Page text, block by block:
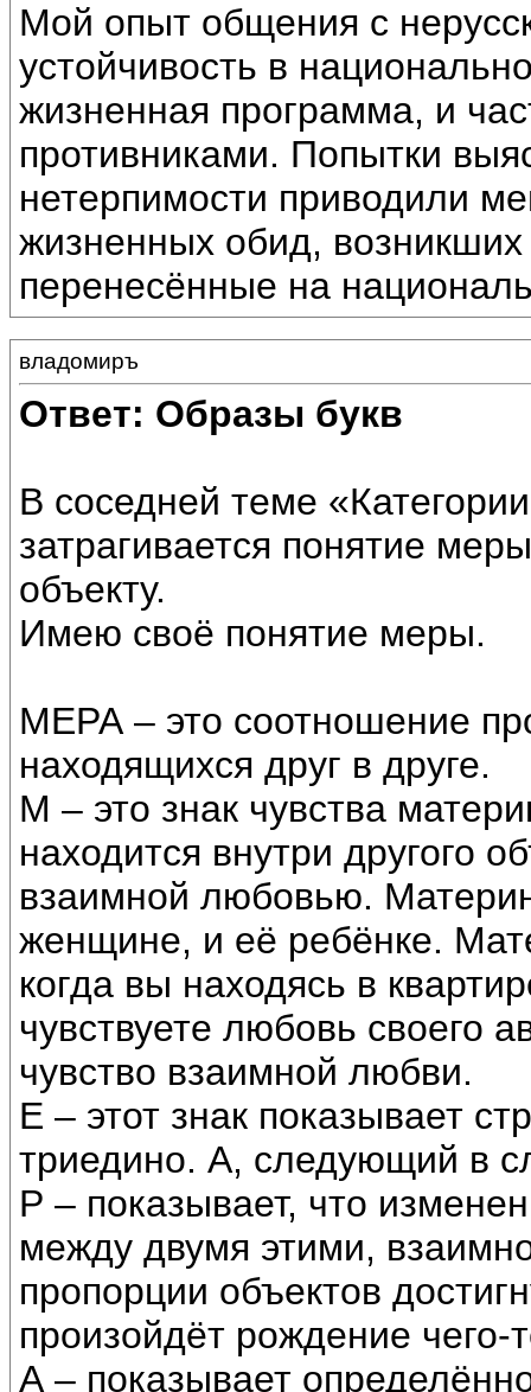
Мой опыт общения с
устойчивость в
жизненная программа, и
противниками. Попытки
нетерпимости приводили
жизненных обид,
перенесённые на
владомиръ
Ответ: Образы букв
В соседней теме
затрагивается понятие
объекту.
Имею своё понятие меры.
МЕРА – это соотношение
находящихся друг в друге.
М – это знак чувства
находится внутри другого
взаимной любовью.
женщине, и её ребёнке.
когда вы находясь в
чувствуете любовь своего
чувство взаимной любви.
Е – этот знак показывает
триедино. А, следующий в
Р – показывает, что
между двумя этими,
пропорции объектов
произойдёт рождение чего-
А – показывает